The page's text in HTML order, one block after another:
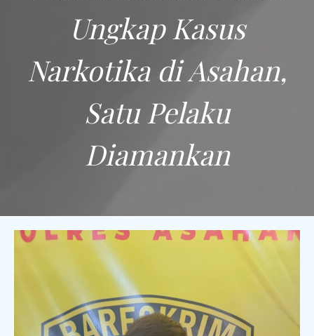
Ungkap Kasus
Narkotika di Asahan,
Satu Pelaku
Diamankan